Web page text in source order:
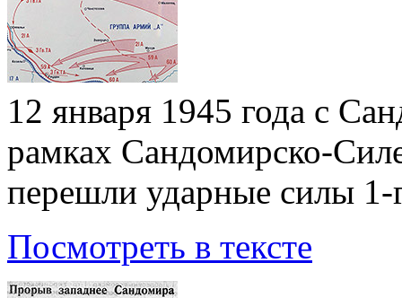
12 января 1945 года с
рамках Сандомирско-
перешли ударные силы 1-
Посмотреть в тексте